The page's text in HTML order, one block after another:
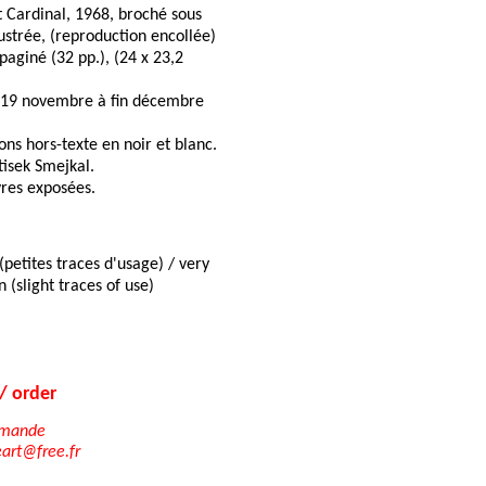
Cardinal, 1968, broché sous
(reproduction encollée)
(32 pp.), (24 x 23,2
novembre à fin décembre
hors-texte en noir et blanc.
Smejkal.
exposées.
traces d'usage) / very
(slight traces of use)
order